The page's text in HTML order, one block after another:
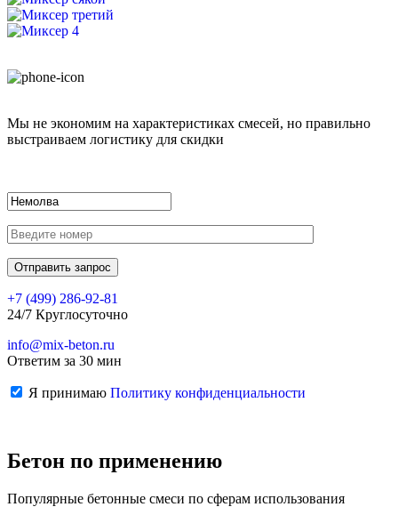
Мы не экономим на характеристиках смесей, но правильно
выстраиваем логистику для скидки
+7 (499) 286-92-81
24/7 Круглосуточно
info@mix-beton.ru
Ответим за 30 мин
Я принимаю Политику конфиденциальности
Бетон по применению
Популярные бетонные смеси по сферам использования